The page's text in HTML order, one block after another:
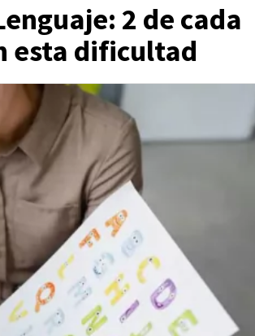
2 de cada
esta dificultad